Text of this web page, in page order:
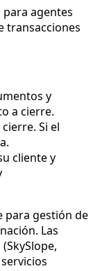
agentes
transacciones
y
a cierre.
Si el
cliente y
para gestión de
Las